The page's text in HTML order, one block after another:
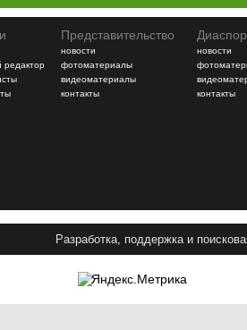
редактор
Представительство
новости
фотоматериалы
видеоматериалы
контакты
новости
контакты
Разработка, поддержка и